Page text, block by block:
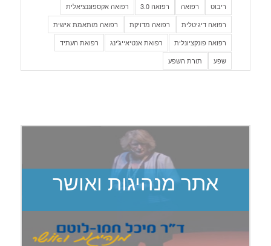
ריבוט
רפואה רפואה 3.0
רפואה אקספוננציאלית
רפואה דיגיטלית
רפואה מדויקת
רפואה מותאמת אישית
רפואה פונקציונלית
רפואת אנטיאייג'ינג
רפואת העתיד
שפע
תורת השפע
אתר מנהיגות ואושר